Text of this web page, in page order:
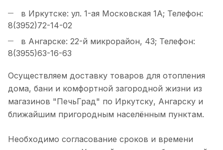
в Иркутске: ул. 1-ая Московская 1А; Телефон:
8(3952)72-14-02
в Ангарске: 22-й микрорайон, 43; Телефон:
8(3955)63-16-63
Осуществляем доставку товаров для отопления
дома, бани и комфортной загородной жизни из
магазинов "ПечьГрад" по Иркутску, Ангарску и
ближайшим пригородным населённым пунктам.
Необходимо согласование сроков и времени